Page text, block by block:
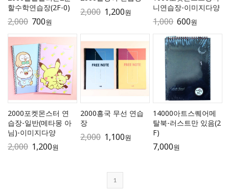
할수학연습장(2F-0)
2,000 700원
2,000 1,200원
니연습장-이미지다양
1,000 600원
2000포켓몬스터 연
습장-일반(메타몽 아
님)-이미지다양
2,000 1,200원
2000흥국 무선 연습
장
2,000 1,100원
14000아트스퀘어메
탈북-러스트만 있음(2
F)
7,000원
1